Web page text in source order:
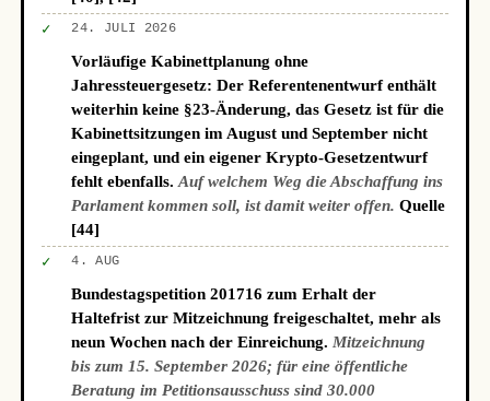
✓ 24. JULI 2026
Vorläufige Kabinettplanung ohne
Jahressteuergesetz: Der Referentenentwurf enthält
weiterhin keine §23-Änderung, das Gesetz ist für die
Kabinettsitzungen im August und September nicht
eingeplant, und ein eigener Krypto-Gesetzentwurf
fehlt ebenfalls.Auf welchem Weg die Abschaffung ins
Parlament kommen soll, ist damit weiter offen. Quelle
[44]
✓ 4. AUG
Bundestagspetition 201716 zum Erhalt der
Haltefrist zur Mitzeichnung freigeschaltet, mehr als
neun Wochen nach der Einreichung. Mitzeichnung
bis zum 15. September 2026; für eine öffentliche
Beratung im Petitionsausschuss sind 30.000